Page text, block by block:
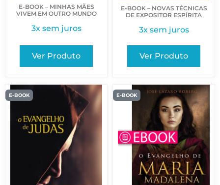
E-BOOK – MINHAS MÃES
VIVEM EM OUTRO MUNDO
3x sem juros
Ver Produto
E-BOOK – NOVAS TÉCNICAS
DE EXPOSITOR ESPÍRITA
3x sem juros
Ver Produto
E-BOOK E-BOOK